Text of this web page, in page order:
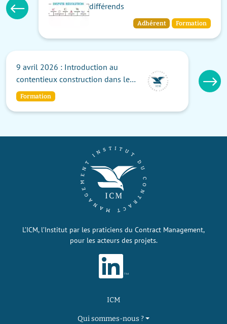
différends
Adhérent Formation
9 avril 2026 : Introduction au
contentieux construction dans le
cadre judiciaire français
Formation
L’ICM, l’Institut par les praticiens du Contract Management,
pour les acteurs des projets.
ICM
Qui sommes-nous ?